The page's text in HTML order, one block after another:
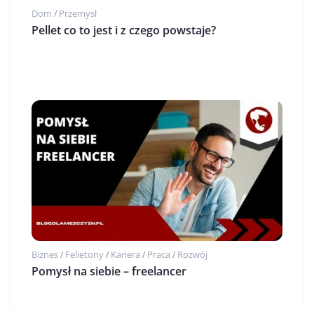
Dom / Przemysł
Pellet co to jest i z czego powstaje?
Biznes/ Felietony/ Kariera / Praca / Rozwój
Pomysł na siebie – freelancer